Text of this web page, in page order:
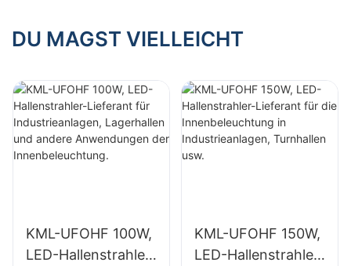
g für Kühlhäuser.
Tankstellen und
DU MAGST VIELLEICHT
KML-UFOHF 100W,
LED-Hallenstrahler-
KML-UFOHF 150W,
LED-Hallenstrahler-